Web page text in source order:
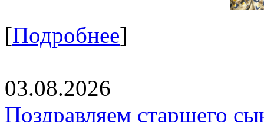
[Подробнее]
03.08.2026
Поздравляем старшего